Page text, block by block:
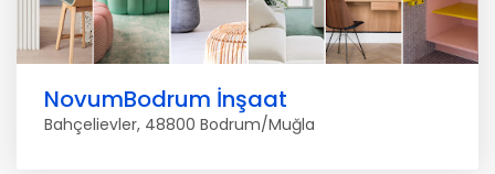
NovumBodrum İnşaat
Bahçelievler, 48800 Bodrum/Muğla